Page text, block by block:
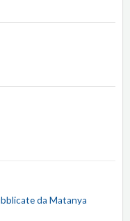
da Matanya